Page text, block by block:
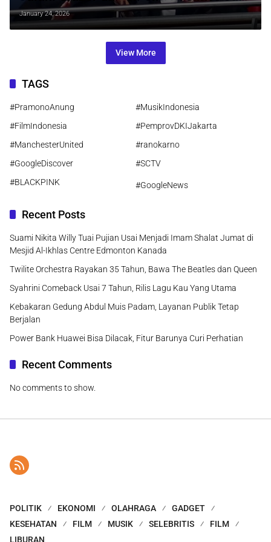
Sasaran Amarah di Old Trafford
January 24, 2026
View More
TAGS
#PramonoAnung
#MusikIndonesia
#FilmIndonesia
#PemprovDKIJakarta
#ManchesterUnited
#ranokarno
#GoogleDiscover
#SCTV
#BLACKPINK
#GoogleNews
Recent Posts
Suami Nikita Willy Tuai Pujian Usai Menjadi Imam Shalat Jumat di
Mesjid Al-Ikhlas Centre Edmonton Kanada
Twilite Orchestra Rayakan 35 Tahun, Bawa The Beatles dan Queen
Syahrini Comeback Usai 7 Tahun, Rilis Lagu Kau Yang Utama
Kebakaran Gedung Abdul Muis Padam, Layanan Publik Tetap
Berjalan
Power Bank Huawei Bisa Dilacak, Fitur Barunya Curi Perhatian
Recent Comments
No comments to show.
POLITIK EKONOMI OLAHRAGA
GADGET
KESEHATAN
FILM MUSIK SELEBRITIS
FILM
LIBURAN